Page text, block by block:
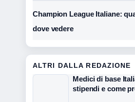
Champion League Italiane:
dove vedere
ALTRI DALLA REDAZIONE
Medici di base
stipendi e come